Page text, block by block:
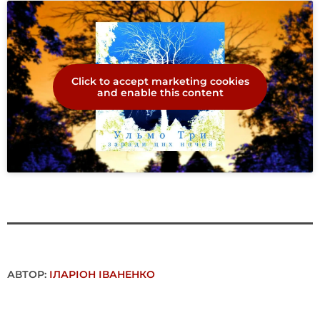
Click to accept marketing cookies
and enable this content
АВТОР: ІЛАРІОН ІВАНЕНКО